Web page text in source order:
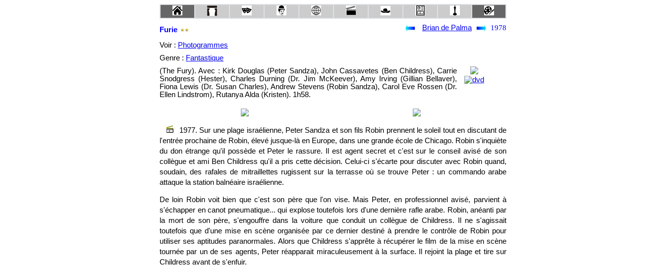
Furie Brian de Palma 1978
Voir : Photogrammes
Genre : Fantastique
(The Fury). Avec : Kirk Douglas (Peter Sandza), John Cassavetes (Ben Childress), Carrie
Snodgress (Hester), Charles Durning (Dr. Jim McKeever), Amy Irving (Gillian Bellaver),
Fiona Lewis (Dr. Susan Charles), Andrew Stevens (Robin Sandza), Carol Eve Rossen (Dr.
Ellen Lindstrom), Rutanya Alda (Kristen). 1h58.
1977. Sur une plage israélienne, Peter Sandza et son fils Robin prennent le soleil tout en discutant de
l'entrée prochaine de Robin, élevé jusque-là en Europe, dans une grande école de Chicago. Robin s'inquiète
du don étrange qu'il possède et Peter le rassure. Il est agent secret et c'est sur le conseil avisé de son
collègue et ami Ben Childress qu'il a pris cette décision. Celui-ci s'écarte pour discuter avec Robin quand,
soudain, des rafales de mitraillettes rugissent sur la terrasse où se trouve Peter : un commando arabe
attaque la station balnéaire israélienne.
De loin Robin voit bien que c'est son père que l'on vise. Mais Peter, en professionnel avisé, parvient à
s'échapper en canot pneumatique... qui explose toutefois lors d'une dernière rafle arabe. Robin, anéanti par
la mort de son père, s'engouffre dans la voiture que conduit un collègue de Childress. Il ne s'agissait
toutefois que d'une mise en scène organisée par ce dernier destiné à prendre le contrôle de Robin pour
utiliser ses aptitudes paranormales. Alors que Childress s'apprête à récupérer le film de la mise en scène
tournée par un de ses agents, Peter réapparait miraculeusement à la surface. Il rejoint la plage et tire sur
Childress avant de s'enfuir.